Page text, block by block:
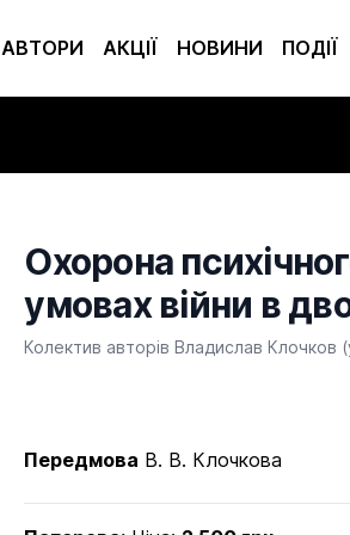
АВТОРИ АКЦІЇ НОВИНИ ПОДІЇ
Охорона
умовах війни в
Product information
Колектив авторівВладислав Клочков
Передмова В. В. Клочкова